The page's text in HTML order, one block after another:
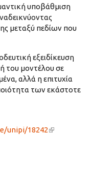
υποβάθμιση
μεταξύ πεδίων που
εξειδίκευση
του μοντέλου σε
αλλά η επιτυχία
των εκάστοτε
unipi/18242(link is